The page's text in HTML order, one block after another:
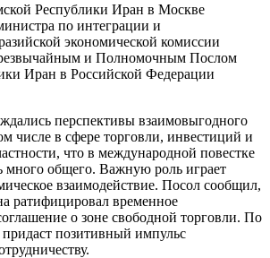
Республики Иран в Москве
по интеграции и
экономической комиссии
и Полномочным Послом
Иран в Российской Федерации
перспективы взаимовыгодного
числе в сфере торговли, инвестиций и
что в международной повестке
много общего. Важную роль играет
взаимодействие. Посол сообщил,
ратифицировал временное
о зоне свободной торговли. По
позитивный импульс